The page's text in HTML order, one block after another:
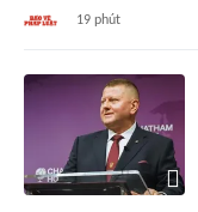
19 phút